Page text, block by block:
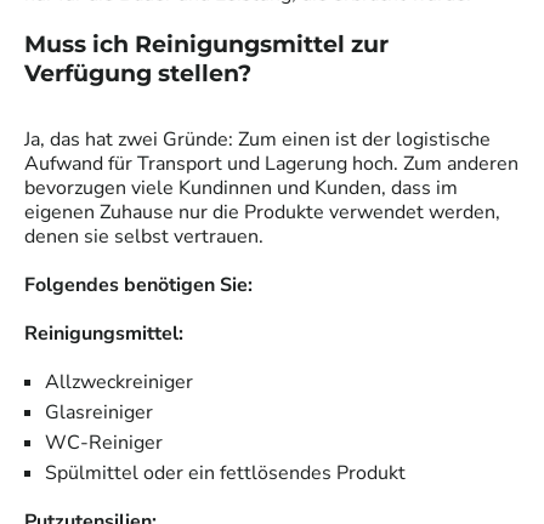
Muss ich Reinigungsmittel zur
Verfügung stellen?
Ja, das hat zwei Gründe: Zum einen ist der logistische
Aufwand für Transport und Lagerung hoch. Zum anderen
bevorzugen viele Kundinnen und Kunden, dass im
eigenen Zuhause nur die Produkte verwendet werden,
denen sie selbst vertrauen.
Folgendes benötigen Sie:
Reinigungsmittel:
Allzweckreiniger
Glasreiniger
WC-Reiniger
Spülmittel oder ein fettlösendes Produkt